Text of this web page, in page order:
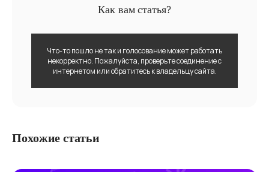
Как вам статья?
Что-то пошло не так и голосование может работать
некорректно. Пожалуйста, проверьте соединение с
интернетом или обратитесь к владельцу сайта.
Похожие статьи